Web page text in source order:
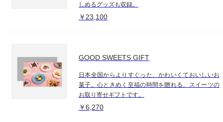
しめるグッズも収録。
￥23,100
GOOD SWEETS GIFT
日本全国からよりすぐった、かわいくておいしいお
菓子。心ときめく至福の時間を贈れる、スイーツの
お取り寄せギフトです。
￥6,270